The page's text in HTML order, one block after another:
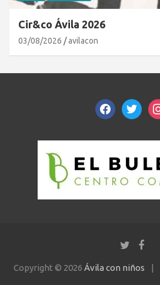
Cir&co Ávila 2026
03/08/2026 avilacon
facebooktwitter
Copyright © 2026 Ávila con niños